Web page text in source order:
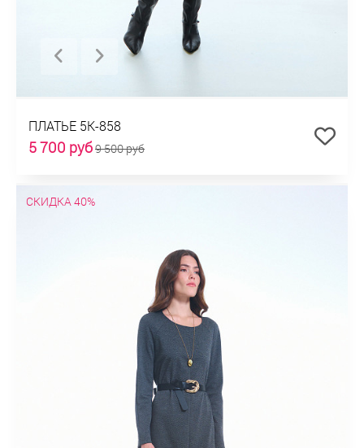
ПЛАТЬЕ 5К-858
5 700 руб9 500 руб
СКИДКА 40%